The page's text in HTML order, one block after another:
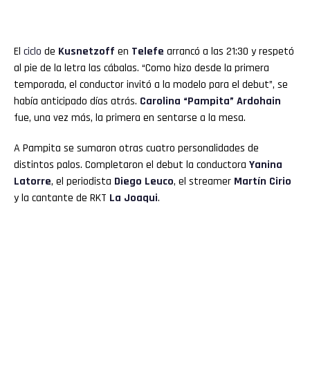
El ciclo de Kusnetzoff en Telefe arrancó a las 21:30 y respetó
al pie de la letra las cábalas. “Como hizo desde la primera
temporada, el conductor invitó a la modelo para el debut”, se
había anticipado días atrás. Carolina “Pampita” Ardohain
fue, una vez más, la primera en sentarse a la mesa.
A Pampita se sumaron otras cuatro personalidades de
distintos palos. Completaron el debut la conductora Yanina
Latorre, el periodista Diego Leuco, el streamer Martín Cirio
y la cantante de RKT La Joaqui.